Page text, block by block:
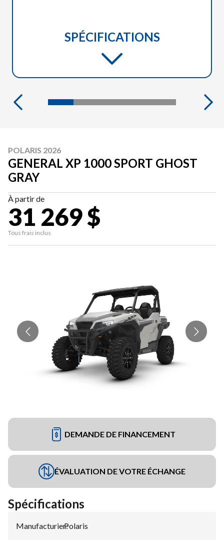
SPÉCIFICATIONS
POLARIS 2026
GENERAL XP 1000 SPORT GHOST
GRAY
À partir de
31 269 $
Tous frais inclus
DEMANDE DE FINANCEMENT
ÉVALUATION DE VOTRE ÉCHANGE
Spécifications
Manufacturier:
Polaris